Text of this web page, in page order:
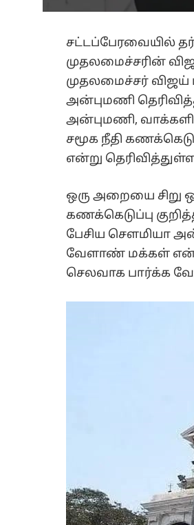
சட்டப்பேரவையில்
முதலமைச்சரின்
முதலமைச்சர்
அன்புமணி
அன்புமணி,
சமூக நீதி
என்று
ஒரு அறையை சிறு
கணக்கெடுப்பு
பேசிய சௌமியா
வேளாண் மக்கள்
செலவாக பார்க்க